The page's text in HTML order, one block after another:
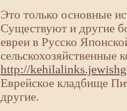
Это только основные
Существуют и другие
евреи в Русско
http://
Еврейское кладбище
другие.